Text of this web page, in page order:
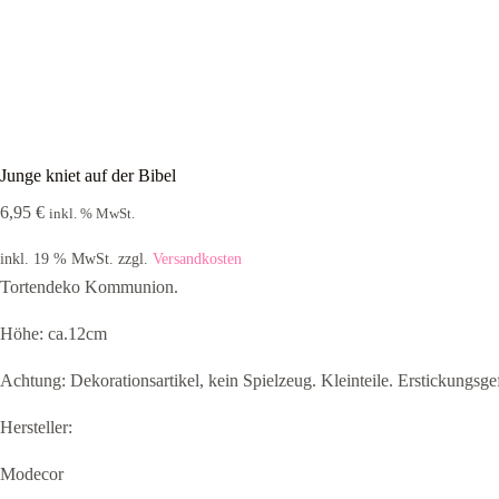
Junge kniet auf der Bibel
6,95 € inkl. % MwSt.
inkl. 19 % MwSt. zzgl. Versandkosten
Tortendeko Kommunion.
Höhe: ca.12cm
Achtung: Dekorationsartikel, kein Spielzeug. Kleinteile.
Hersteller:
Modecor